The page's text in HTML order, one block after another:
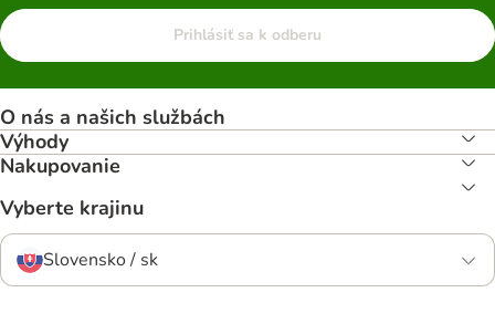
Prihlásiť sa k odberu
O nás a našich službách
Výhody
Nakupovanie
Vyberte krajinu
Slovensko / sk